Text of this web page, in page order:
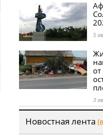
5
3
Новостная лента